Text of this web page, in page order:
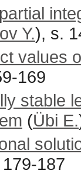
Y.), s.
values
169
stable
(Übi E.
187